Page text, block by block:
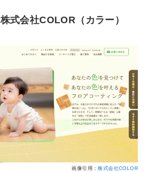
株式会社COLOR（カラー）
画像引用：株式会社COLOR